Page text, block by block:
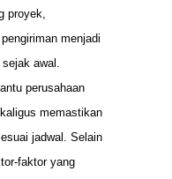
proyek,
menjadi
awal.
perusahaan
memastikan
jadwal. Selain
faktor yang